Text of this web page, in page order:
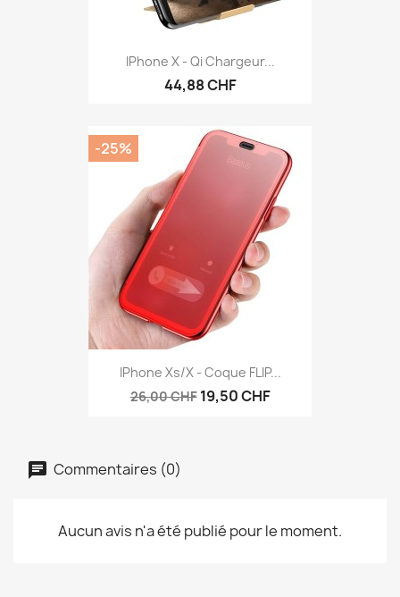
IPhone X - Qi Chargeur...
44,88 CHF
IPhone Xs/X - Coque FLIP...
26,00 CHF 19,50 CHF
-25%
Commentaires (0)
Aucun avis n'a été publié pour le moment.